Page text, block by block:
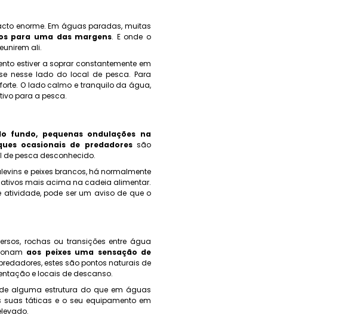
enorme. Em águas paradas, muitas
para uma das margens. E onde o
ali.
estiver a soprar constantemente em
nesse lado do local de pesca. Para
O lado calmo e tranquilo da água,
para a pesca.
fundo, pequenas ondulações na
ocasionais de predadoressão
de pesca desconhecido.
e peixes brancos, há normalmente
mais acima na cadeia alimentar.
atividade, pode ser um aviso de que o
rochas ou transições entre água
aos peixes uma sensação de
estes são pontos naturais de
e locais de descanso.
alguma estrutura do que em águas
suas táticas e o seu equipamento em